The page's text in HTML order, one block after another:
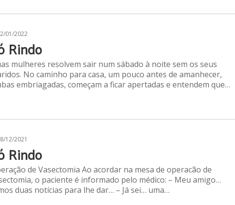
01/2022
Rindo
mulheres resolvem sair num sábado à noite sem os seus
No caminho para casa, um pouco antes de amanhecer,
embriagadas, começam a ficar apertadas e entendem que…
12/2021
Rindo
de Vasectomia Ao acordar na mesa de operacão de
o paciente é informado pelo médico: – Meu amigo…
duas notícias para lhe dar… – Já sei… uma…